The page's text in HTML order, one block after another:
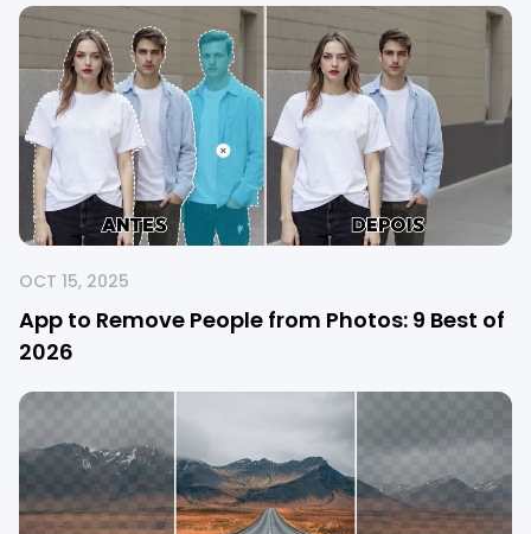
OCT 15, 2025
App to Remove People from Photos: 9 Best of
2026